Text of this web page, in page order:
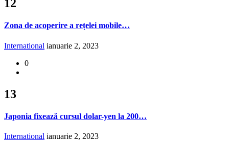
12
Zona de acoperire a rețelei mobile…
International ianuarie 2, 2023
0
13
Japonia fixează cursul dolar-yen la 200…
International ianuarie 2, 2023